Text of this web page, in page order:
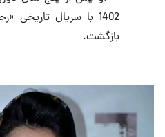
1402 با سریال
بازگشت.